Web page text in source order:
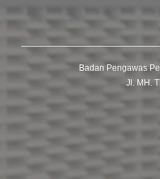
Badan Pengawas
Jl. MH.